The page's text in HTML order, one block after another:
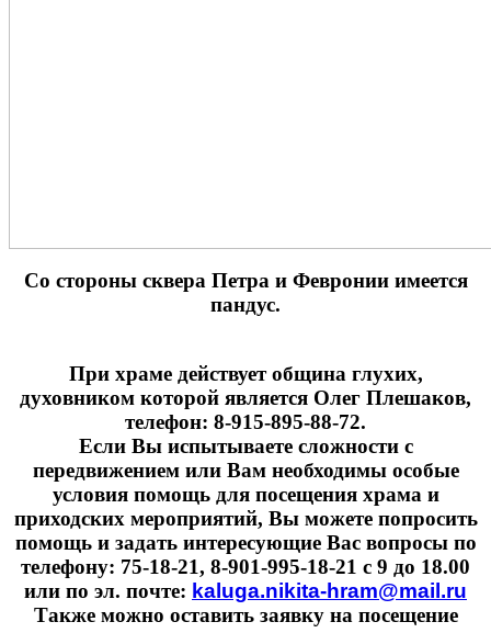
Cо стороны сквера Петра и Февронии имеется
пандус.
При храме действует община глухих,
духовником которой является Олег Плешаков,
телефон: 8-915-895-88-72.
Если Вы испытываете сложности с
передвижением или Вам необходимы особые
условия помощь для посещения храма и
приходских мероприятий, Вы можете попросить
помощь и задать интересующие Вас вопросы по
телефону: 75-18-21, 8-901-995-18-21 с 9 до 18.00
или по эл. почте: kaluga.nikita-hram@mail.ru
Также можно оставить заявку на посещение